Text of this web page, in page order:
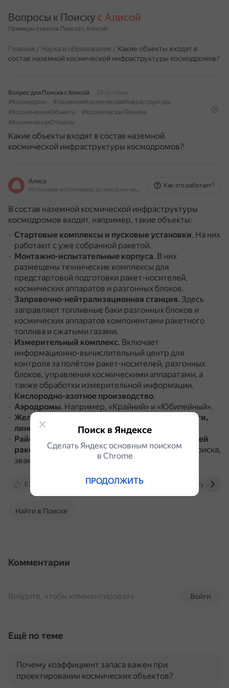
Вопросы к Поиску с Алисой
Примеры ответов Поиска с Алисой
Главная / Наука и образование / Какие объекты входят в
состав наземной космической инфраструктуры космодромов?
Вопрос для Поиска с Алисой
24 октября
#Космодром
#НаземнаяКосмическаяИнфраструктура
#КосмическиеОбъекты
#КосмическаяТехника
#КосмическаяОтрасль
Какие объекты входят в состав наземной
космической инфраструктуры космодромов?
Алиса
На основе источников, возможны неточности
Как это работает?
В состав наземной космической инфраструктуры
космодромов входят, например, такие объекты:
Стартовые комплексы и пусковые установки. На них
работают с уже собранной ракетой.
Монтажно-испытательные корпуса. В них
размещены технические комплексы для
предстартовой подготовки ракет-носителей,
космических аппаратов и разгонных блоков.
Заправочно-нейтрализационная станция. Здесь
заправляют топливные баки разгонных блоков и
космических аппаратов компонентами ракетного
топлива и сжатыми газами.
Измерительный комплекс. Включает
информационно-вычислительный центр для
контроля за полётом ракет-носителей, разгонных
блоков, управления космическими аппаратами, а
также обработки измерительной информации.
Кислородно-азотное производство.
Аэродромы. Например, «Крайний» и «Юбилейный».
Железнодорожные пути, автомобильные дороги,
линии электропередачи и связи.
Районы падения отработавших составных частей
ракет
космического назначения и средства их поиска,
эвакуации и утилизации.
0 ru.ruwiki.ru base.garant.ru
Найти в Поиске
Комментарии
Войти
Войдите, чтобы комментировать
Ещё по теме
Почему коэффициент запаса важен при
проектировании космических объектов?
Поиск в Яндексе
Сделать Яндекс основным поиском
в Сhrome
ПРОДОЛЖИТЬ